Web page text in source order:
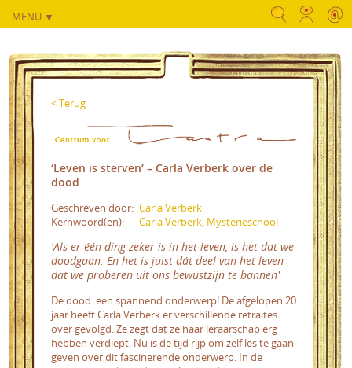
MENU ▼
< Terug
‘Leven is sterven’ – Carla Verberk over de
dood
Geschreven door: Carla Verberk
Kernwoord(en):
Carla Verberk, Mysterieschool
'Als er één ding zeker is in het leven, is het dat we
doodgaan. En het is juist dát deel van het leven
dat we proberen uit ons bewustzijn te bannen'
De dood: een spannend onderwerp! De afgelopen 20
jaar heeft Carla Verberk er verschillende retraites
over gevolgd. Ze zegt dat ze haar leraarschap erg
hebben verdiept. Nu is de tijd rijp om zelf les te gaan
geven over dit fascinerende onderwerp. In de